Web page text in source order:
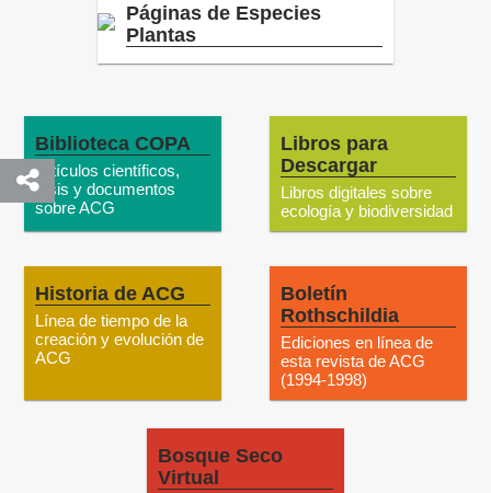
Páginas de Especies
Plantas
Biblioteca COPA
Artículos científicos,
tesis y documentos
sobre ACG
Libros para
Descargar
Libros digitales sobre
ecología y biodiversidad
Historia de ACG
Línea de tiempo de la
creación y evolución de
ACG
Boletín
Rothschildia
Ediciones en línea de
esta revista de ACG
(1994-1998)
Bosque Seco
Virtual